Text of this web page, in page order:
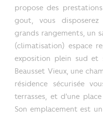
propose des
gout, vous
grands rangements, un
(climatisation) espace
exposition plein sud et
Beausset Vieux, une
résidence sécurisée
terrasses, et d'une
Son emplacement est